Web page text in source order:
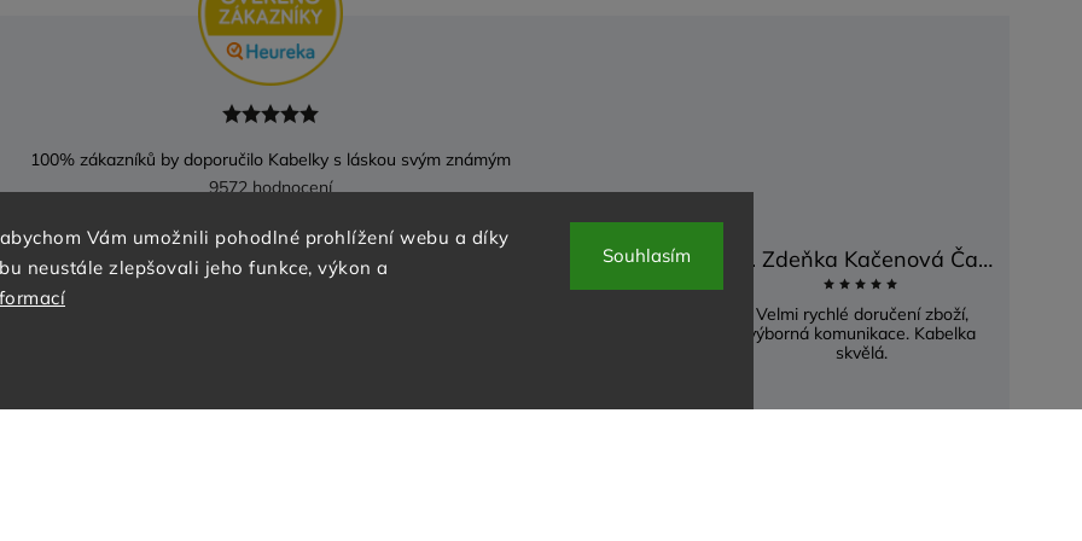
Vám umožnili pohodlné prohlížení webu a díky
neustále zlepšovali jeho funkce, výkon a
Souhlasím
100% zákazníků by doporučilo Kabelky s láskou svým známým
9572 hodnocení
všechno
Zdenka Horáková Pavla Ficková Bc. Zdeňka Kačenová Častová
Velmi rychlé doručení zboží,
výborná komunikace. Kabelka
skvělá.